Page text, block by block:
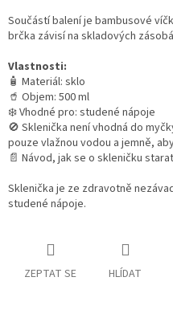
Součástí balení je bambusové
brčka závisí na skladových
Vlastnosti:
🧴 Materiál: sklo
🥤 Objem: 500 ml
❄️ Vhodné pro: studené nápoje
🚫 Sklenička není vhodná do
pouze vlažnou vodou a jemně,
📄 Návod, jak se o skleničku
Sklenička je ze zdravotně
studené nápoje.
ZEPTAT SE HLÍDAT